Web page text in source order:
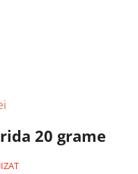
20 grame